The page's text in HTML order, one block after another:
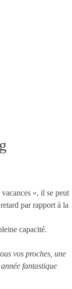
», il se peut
par rapport à la
capacité.
vos proches, une
fantastique